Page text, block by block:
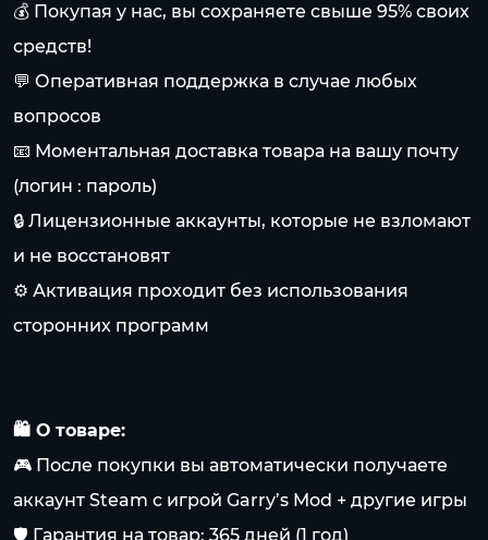
💰 Покупая у нас, вы сохраняете свыше 95% своих
средств!
💬 Оперативная поддержка в случае любых
вопросов
📧 Моментальная доставка товара на вашу почту
(логин : пароль)
🔒 Лицензионные аккаунты, которые не взломают
и не восстановят
⚙️ Активация проходит без использования
сторонних программ
🛍️ О товаре:
🎮 После покупки вы автоматически получаете
аккаунт Steam с игрой Garry’s Mod + другие игры
🛡️ Гарантия на товар: 365 дней (1 год)